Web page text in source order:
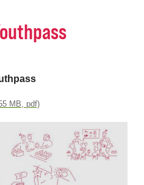
MB, pdf)